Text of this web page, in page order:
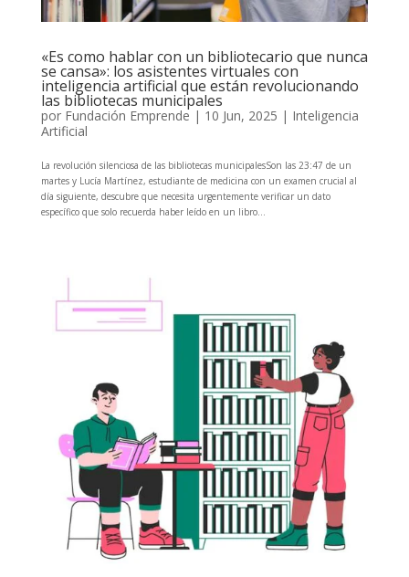
«Es como hablar con un bibliotecario que nunca
se cansa»: los asistentes virtuales con
inteligencia artificial que están revolucionando
las bibliotecas municipales
por Fundación Emprende | 10 Jun, 2025 | Inteligencia
Artificial
La revolución silenciosa de las bibliotecas municipalesSon las 23:47 de un
martes y Lucía Martínez, estudiante de medicina con un examen crucial al
día siguiente, descubre que necesita urgentemente verificar un dato
específico que solo recuerda haber leído en un libro...